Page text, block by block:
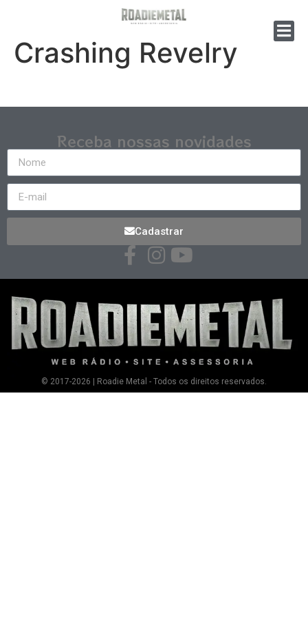
Crashing Revelry
Receba nossas novidades
Cadastrar
© 2017-2026 | Roadie Metal - Todos os direitos reservados.